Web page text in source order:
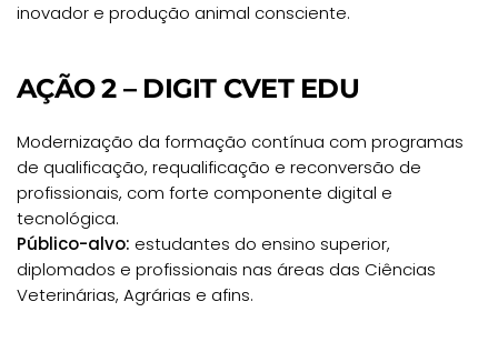
inovador e produção animal consciente.
AÇÃO 2 – DIGIT CVET EDU
Modernização da formação contínua com programas
de qualificação, requalificação e reconversão de
profissionais, com forte componente digital e
tecnológica.
Público-alvo: estudantes do ensino superior,
diplomados e profissionais nas áreas das Ciências
Veterinárias, Agrárias e afins.